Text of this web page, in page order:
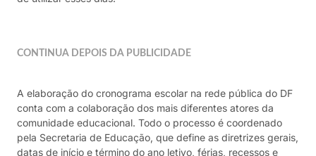
CONTINUA DEPOIS DA PUBLICIDADE
A elaboração do cronograma escolar na rede pública do DF
conta com a colaboração dos mais diferentes atores da
comunidade educacional. Todo o processo é coordenado
pela Secretaria de Educação, que define as diretrizes gerais,
datas de início e término do ano letivo, férias, recessos e